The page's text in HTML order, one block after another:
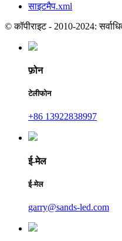
साइटमैप.xml
© कॉपीराइट - 2010-2024:
फ़ोन
टेलीफोन
+86 13922838997
ई-मेल
ई-मेल
garry@sands-led.com